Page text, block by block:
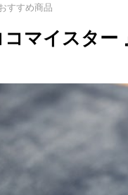
すすめ商品
マイスタ